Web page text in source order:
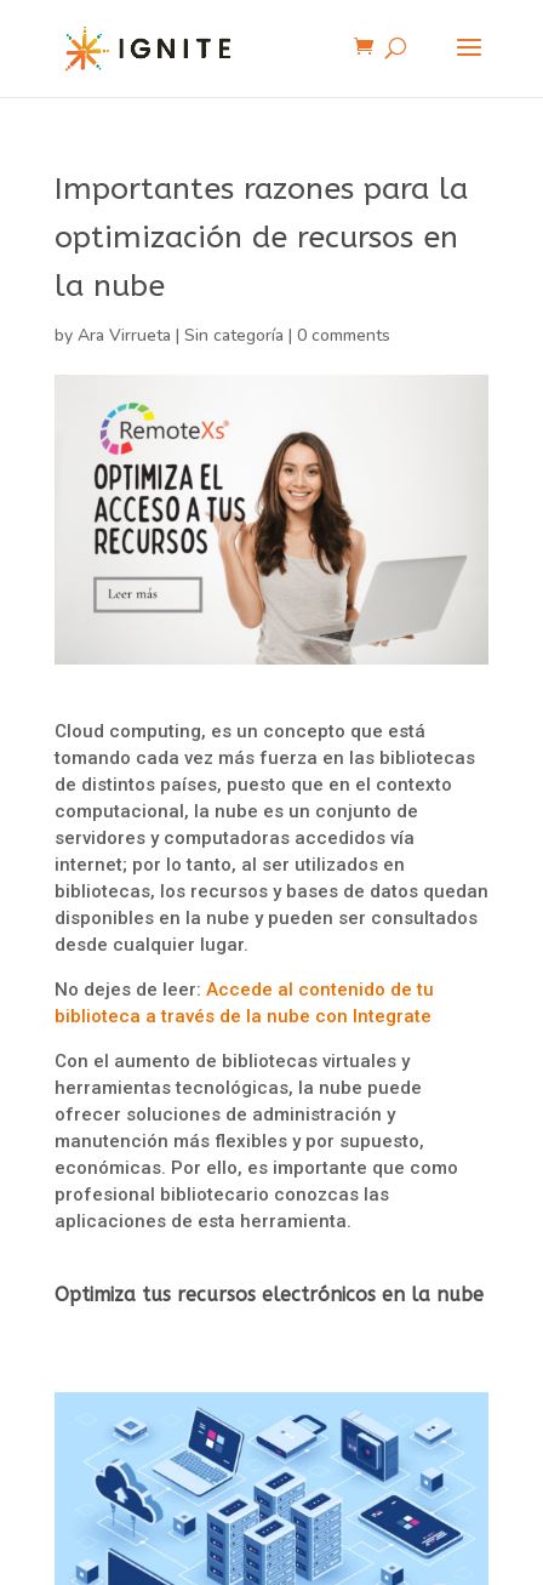
Importantes razones para la
optimización de recursos en
la nube
by Ara Virrueta | Sin categoría | 0 comments
Cloud computing, es un concepto que está
tomando cada vez más fuerza en las bibliotecas
de distintos países, puesto que en el contexto
computacional, la nube es un conjunto de
servidores y computadoras accedidos vía
internet; por lo tanto, al ser utilizados en
bibliotecas, los recursos y bases de datos quedan
disponibles en la nube y pueden ser consultados
desde cualquier lugar.
No dejes de leer: Accede al contenido de tu
biblioteca a través de la nube con Integrate
Con el aumento de bibliotecas virtuales y
herramientas tecnológicas, la nube puede
ofrecer soluciones de administración y
manutención más flexibles y por supuesto,
económicas. Por ello, es importante que como
profesional bibliotecario conozcas las
aplicaciones de esta herramienta.
Optimiza tus recursos electrónicos en la nube